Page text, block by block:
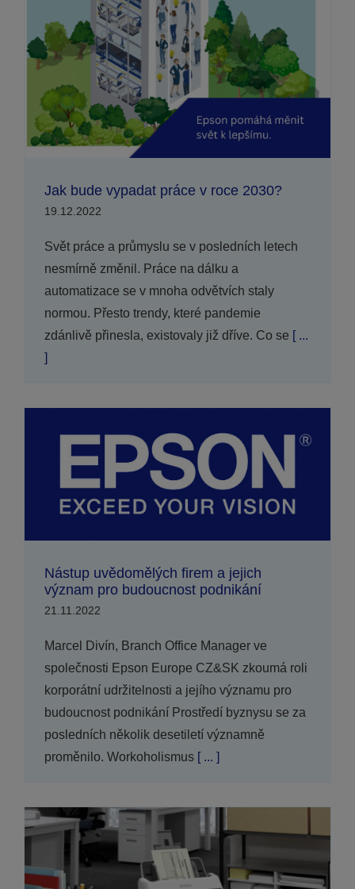
Jak bude vypadat práce v roce 2030?
19.12.2022
Svět práce a průmyslu se v posledních letech
nesmírně změnil. Práce na dálku a
automatizace se v mnoha odvětvích staly
normou. Přesto trendy, které pandemie
zdánlivě přinesla, existovaly již dříve. Co se [ ...
]
Nástup uvědomělých firem a jejich
význam pro budoucnost podnikání
21.11.2022
Marcel Divín, Branch Office Manager ve
společnosti Epson Europe CZ&SK zkoumá roli
korporátní udržitelnosti a jejího významu pro
budoucnost podnikání Prostředí byznysu se za
posledních několik desetiletí významně
proměnilo. Workoholismus[ ... ]